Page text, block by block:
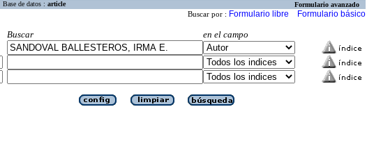
Base de datos : article Formulario avanzado
Buscar por : Formulario libre Formulario básico
Buscar
en el campo